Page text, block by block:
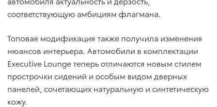
соответствующую амбициям флагмана.
Топовая модификация также получила изменения
нюансов интерьера. Автомобили в комплектации
Executive Lounge теперь отличаются новым стилем
прострочки сидений и особым видом дверных
панелей, сочетающих натуральную и синтетическую
кожу.